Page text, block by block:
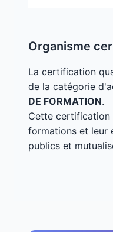
Organisme
La certification
de la catégorie
DE FORMATION.
Cette certification
formations et leur
publics et